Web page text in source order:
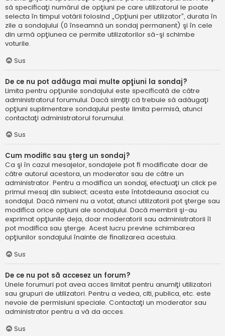
să specificaţi numărul de opţiuni pe care utilizatorul le poate
selecta în timpul votării folosind „Opţiuni per utilizator”, durata în
zile a sondajului (0 înseamnă un sondaj permanent) şi în cele
din urmă opţiunea ce permite utilizatorilor să-şi schimbe
voturile.
Sus
De ce nu pot adăuga mai multe opţiuni la sondaj?
Limita pentru opţiunile sondajului este specificată de către
administratorul forumului. Dacă simțiţi că trebuie să adăugaţi
opţiuni suplimentare sondajului peste limita permisă, atunci
contactaţi administratorul forumului.
Sus
Cum modific sau şterg un sondaj?
Ca şi în cazul mesajelor, sondajele pot fi modificate doar de
către autorul acestora, un moderator sau de către un
administrator. Pentru a modifica un sondaj, efectuaţi un click pe
primul mesaj din subiect; acesta este întotdeauna asociat cu
sondajul. Dacă nimeni nu a votat, atunci utilizatorii pot şterge sau
modifica orice opţiuni ale sondajului. Dacă membrii şi-au
exprimat opţiunile deja, doar moderatorii sau administratorii îl
pot modifica sau şterge. Acest lucru previne schimbarea
opţiunilor sondajului înainte de finalizarea acestuia.
Sus
De ce nu pot să accesez un forum?
Unele forumuri pot avea acces limitat pentru anumiţi utilizatori
sau grupuri de utilizatori. Pentru a vedea, citi, publica, etc. este
nevoie de permisiuni speciale. Contactaţi un moderator sau
administrator pentru a vă da acces.
Sus